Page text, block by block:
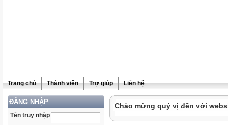
Trang chủ Thành viên Trợ giúp Liên hệ
ĐĂNG NHẬP
Tên truy nhập
Chào mừng quý vị đến với